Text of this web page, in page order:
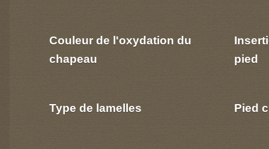
Couleur de l'oxydation du
chapeau
Type de lamelles
pied
Pied